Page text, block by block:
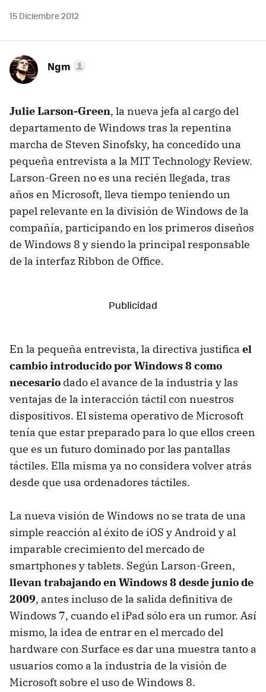
15 Diciembre 2012
Ngm
Julie Larson-Green, la nueva jefa al cargo del
departamento de Windows tras la repentina
marcha de Steven Sinofsky, ha concedido una
pequeña entrevista a la MIT Technology Review.
Larson-Green no es una recién llegada, tras
años en Microsoft, lleva tiempo teniendo un
papel relevante en la división de Windows de la
compañía, participando en los primeros diseños
de Windows 8 y siendo la principal responsable
de la interfaz Ribbon de Office.
En la pequeña entrevista, la directiva justifica el
cambio introducido por Windows 8 como
necesario dado el avance de la industria y las
ventajas de la interacción táctil con nuestros
dispositivos. El sistema operativo de Microsoft
tenía que estar preparado para lo que ellos creen
que es un futuro dominado por las pantallas
táctiles. Ella misma ya no considera volver atrás
desde que usa ordenadores táctiles.
La nueva visión de Windows no se trata de una
simple reacción al éxito de iOS y Android y al
imparable crecimiento del mercado de
smartphones y tablets. Según Larson-Green,
llevan trabajando en Windows 8 desde junio de
2009, antes incluso de la salida definitiva de
Windows 7, cuando el iPad sólo era un rumor. Así
mismo, la idea de entrar en el mercado del
hardware con Surface es dar una muestra tanto a
usuarios como a la industria de la visión de
Microsoft sobre el uso de Windows 8.